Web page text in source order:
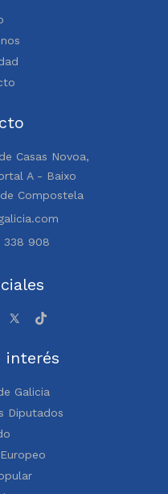
Casas Novoa,
A - Baixo
Compostela
338 908
interés
Galicia
Diputados